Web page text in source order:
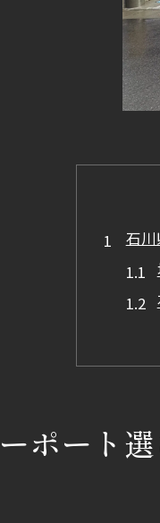
石
カ
ポート